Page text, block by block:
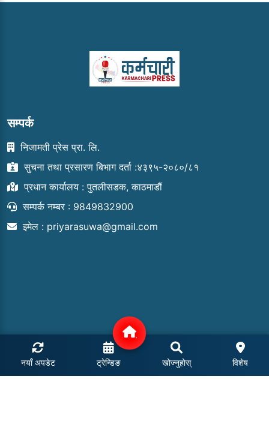
सम्पर्क
निजामती प्रेस प्रा. लि.
सुचना तथा प्रसारण बिभाग दर्ता :४३९५-२०८०/८१
प्रधान कार्यालय : पुतलीसडक, काठमाडौं
सम्पर्क नम्बर : 9849832900
इमेल : priyarasuwa@gmail.com
नयाँ अपडेट ट्रेन्डिङ खोज्नुहोस् विशेष